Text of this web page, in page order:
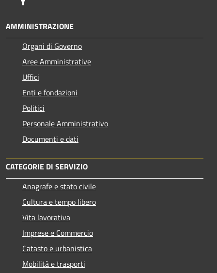
AMMINISTRAZIONE
Organi di Governo
Aree Amministrative
Uffici
Enti e fondazioni
Politici
Personale Amministrativo
Documenti e dati
CATEGORIE DI SERVIZIO
Anagrafe e stato civile
Cultura e tempo libero
Vita lavorativa
Imprese e Commercio
Catasto e urbanistica
Mobilità e trasporti